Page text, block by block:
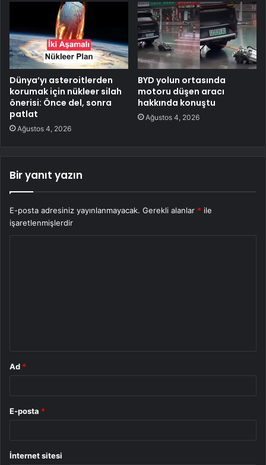
Dünya’yı asteroitlerden
korumak için nükleer silah
önerisi: Önce del, sonra
patlat
Ağustos 4, 2026
BYD yolun ortasında
motoru düşen aracı
hakkında konuştu
Ağustos 4, 2026
Bir yanıt yazın
E-posta adresiniz yayınlanmayacak. Gerekli alanlar * ile
işaretlenmişlerdir
Ad *
E-posta *
İnternet sitesi